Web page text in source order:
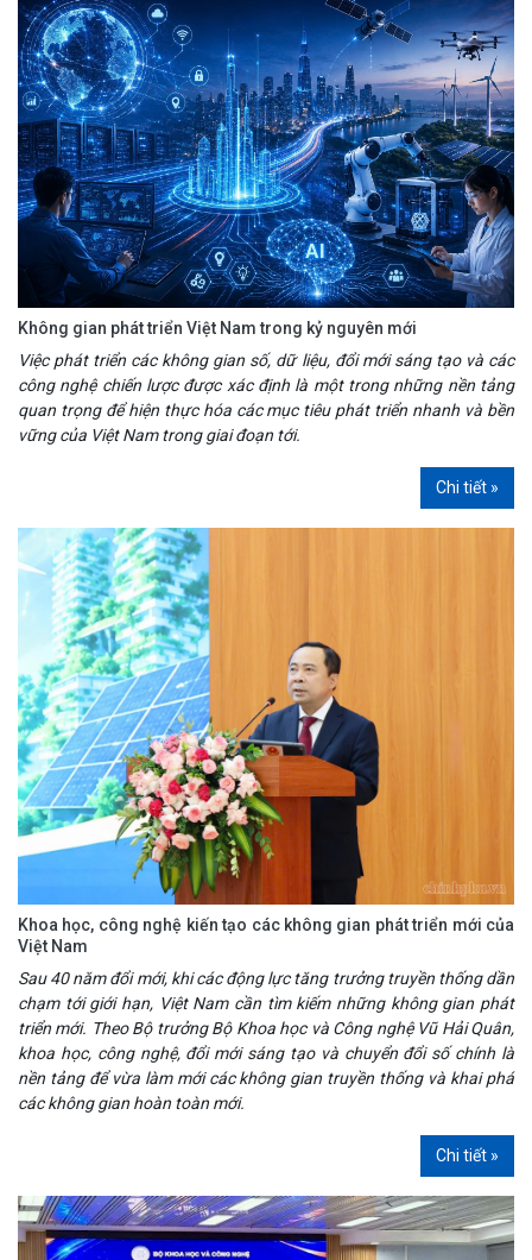
Không gian phát triển Việt Nam trong kỷ nguyên mới
Việc phát triển các không gian số, dữ liệu, đổi mới sáng tạo và các
công nghệ chiến lược được xác định là một trong những nền tảng
quan trọng để hiện thực hóa các mục tiêu phát triển nhanh và bền
vững của Việt Nam trong giai đoạn tới.
Chi tiết »
Khoa học, công nghệ kiến tạo các không gian phát triển mới của
Việt Nam
Sau 40 năm đổi mới, khi các động lực tăng trưởng truyền thống dần
chạm tới giới hạn, Việt Nam cần tìm kiếm những không gian phát
triển mới. Theo Bộ trưởng Bộ Khoa học và Công nghệ Vũ Hải Quân,
khoa học, công nghệ, đổi mới sáng tạo và chuyển đổi số chính là
nền tảng để vừa làm mới các không gian truyền thống và khai phá
các không gian hoàn toàn mới.
Chi tiết »